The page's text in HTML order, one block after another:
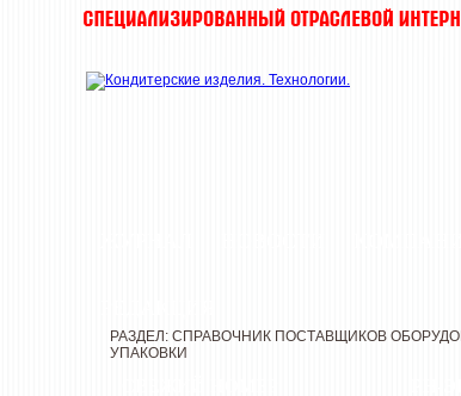
РАЗДЕЛ: СПРАВОЧНИК ПОСТАВЩИКОВ
УПАКОВКИ